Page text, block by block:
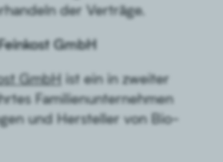
der Verträge.
GmbH
GmbH ist ein in zweiter
Familienunternehmen
und Hersteller von Bio-